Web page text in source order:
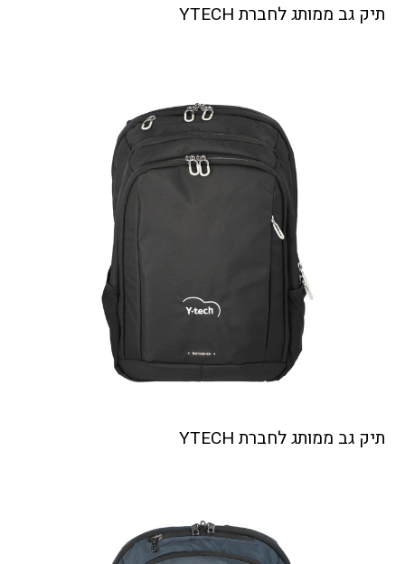
תיק גב ממותג לחברת YTECH
תיק גב ממותג לחברת YTECH